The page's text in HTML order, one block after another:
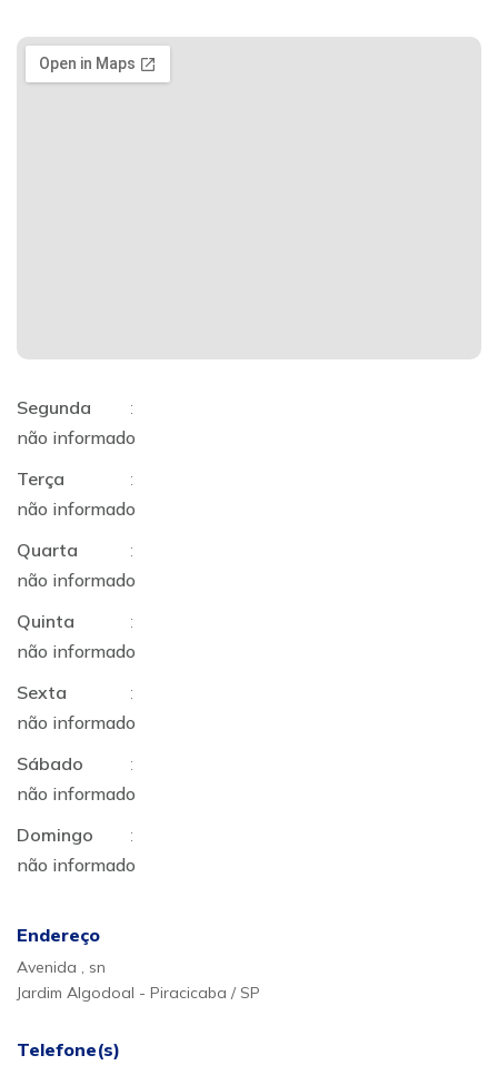
Segunda
:
não informado
Terça
:
não informado
Quarta
:
não informado
Quinta
:
não informado
Sexta
:
não informado
Sábado
:
não informado
Domingo
:
não informado
Endereço
Avenida , sn
Jardim Algodoal - Piracicaba / SP
Telefone(s)